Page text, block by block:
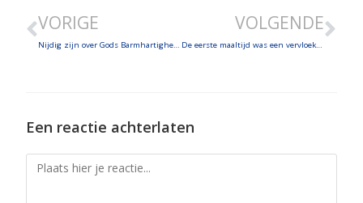
VORIGE
Nijdig zijn over Gods Barmhartigheid – Jon 4, 1-4
VOLGENDE
De eerste maaltijd was een vervloeking – Gen 3, 1-7
Een reactie achterlaten